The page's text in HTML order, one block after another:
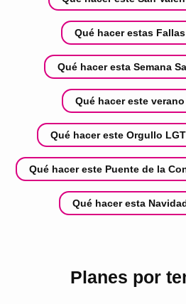
Qué hacer estas
Qué hacer esta Semana
Qué hacer este
Qué hacer este Orgullo
Qué hacer este Puente de la
Qué hacer esta
Planes por